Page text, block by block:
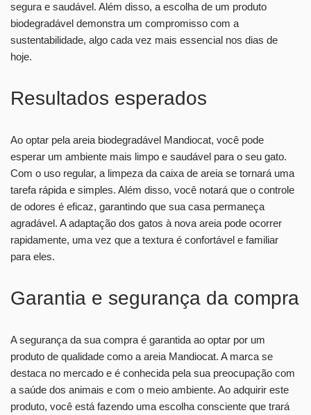
segura e saudável. Além disso, a escolha de um produto
biodegradável demonstra um compromisso com a
sustentabilidade, algo cada vez mais essencial nos dias de
hoje.
Resultados esperados
Ao optar pela areia biodegradável Mandiocat, você pode
esperar um ambiente mais limpo e saudável para o seu gato.
Com o uso regular, a limpeza da caixa de areia se tornará uma
tarefa rápida e simples. Além disso, você notará que o controle
de odores é eficaz, garantindo que sua casa permaneça
agradável. A adaptação dos gatos à nova areia pode ocorrer
rapidamente, uma vez que a textura é confortável e familiar
para eles.
Garantia e segurança da compra
A segurança da sua compra é garantida ao optar por um
produto de qualidade como a areia Mandiocat. A marca se
destaca no mercado e é conhecida pela sua preocupação com
a saúde dos animais e com o meio ambiente. Ao adquirir este
produto, você está fazendo uma escolha consciente que trará